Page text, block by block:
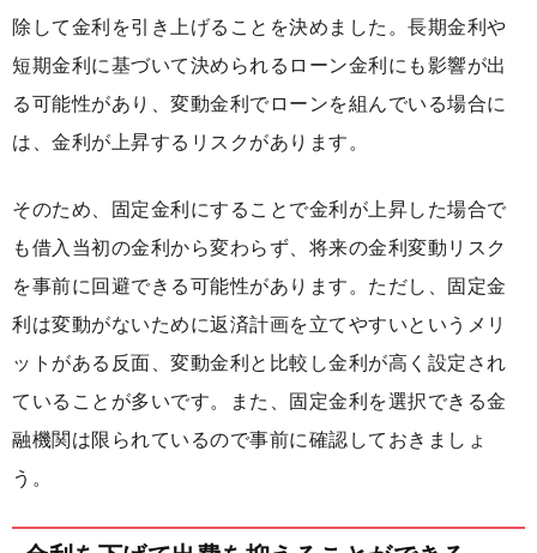
除して金利を引き上げることを決めました。長期金利や
短期金利に基づいて決められるローン金利にも影響が出
る可能性があり、変動金利でローンを組んでいる場合に
は、金利が上昇するリスクがあります。
そのため、固定金利にすることで金利が上昇した場合で
も借入当初の金利から変わらず、将来の金利変動リスク
を事前に回避できる可能性があります。ただし、固定金
利は変動がないために返済計画を立てやすいというメリ
ットがある反面、変動金利と比較し金利が高く設定され
ていることが多いです。また、固定金利を選択できる金
融機関は限られているので事前に確認しておきましょ
う。